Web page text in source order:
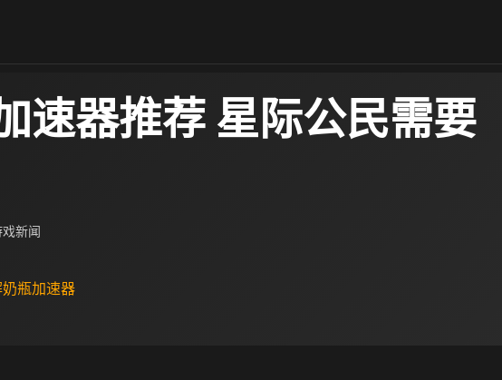
速器推荐 星际公民需要
新闻
瓶加速器